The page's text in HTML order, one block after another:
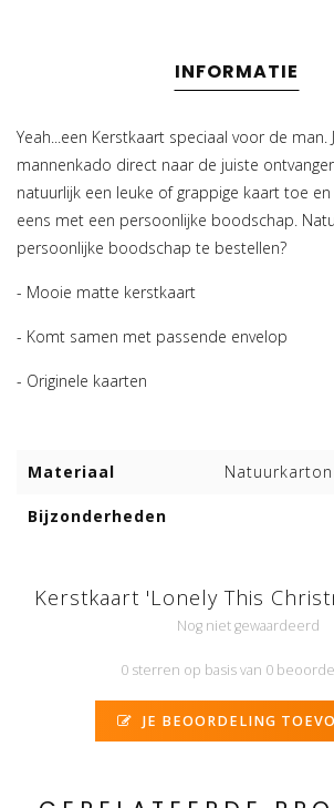
INFORMATIE
Yeah...een Kerstkaart speciaal voor de man.
mannenkado direct naar de juiste
natuurlijk een leuke of grappige kaart toe
eens met een persoonlijke boodschap.
persoonlijke boodschap te bestellen?
- Mooie matte kerstkaart
- Komt samen met passende envelop
- Originele kaarten
Materiaal Natuurkarton
Bijzonderheden
Kerstkaart 'Lonely This
Nog niet gewaardeerd
0 sterren op basis van 0
JE BEOORDELING